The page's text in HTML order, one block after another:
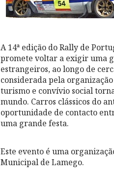
A 14ª edição do Rally de
promete voltar a exigir uma
estrangeiros, ao longo de
considerada pela
turismo e convívio social
mundo. Carros clássicos do
oportunidade de contacto
uma grande festa.
Este evento é uma
Municipal de Lamego.